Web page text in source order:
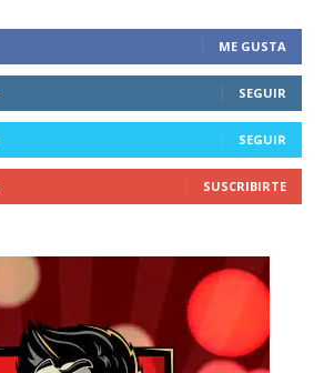
ME GUSTA
SEGUIR
SEGUIR
SUSCRIBIRTE